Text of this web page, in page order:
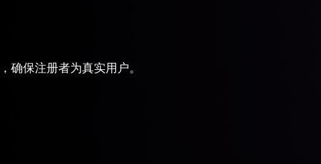
确保注册者为真实用户。